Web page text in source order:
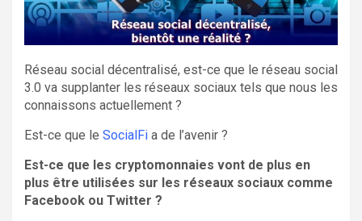
Réseau social décentralisé, est-ce que le réseau social
3.0 va supplanter les réseaux sociaux tels que nous les
connaissons actuellement ?
Est-ce que le SocialFi a de l’avenir ?
Est-ce que les cryptomonnaies vont de plus en
plus être utilisées sur les réseaux sociaux comme
Facebook ou Twitter ?